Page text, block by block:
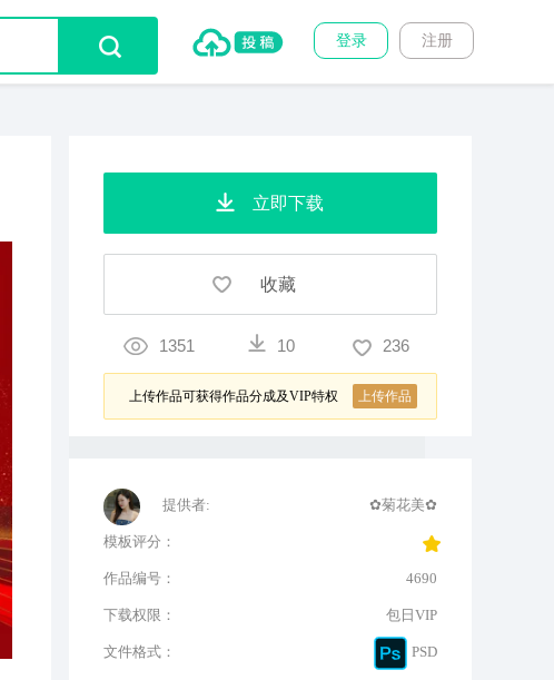
注册
登录
立即下载
收藏
1351 10 236
上传作品可获得作品分成及VIP特权 上传作品
提供者: ✿菊花美✿
模板评分：
作品编号： 4690
下载权限： 包日VIP
文件格式： PSD